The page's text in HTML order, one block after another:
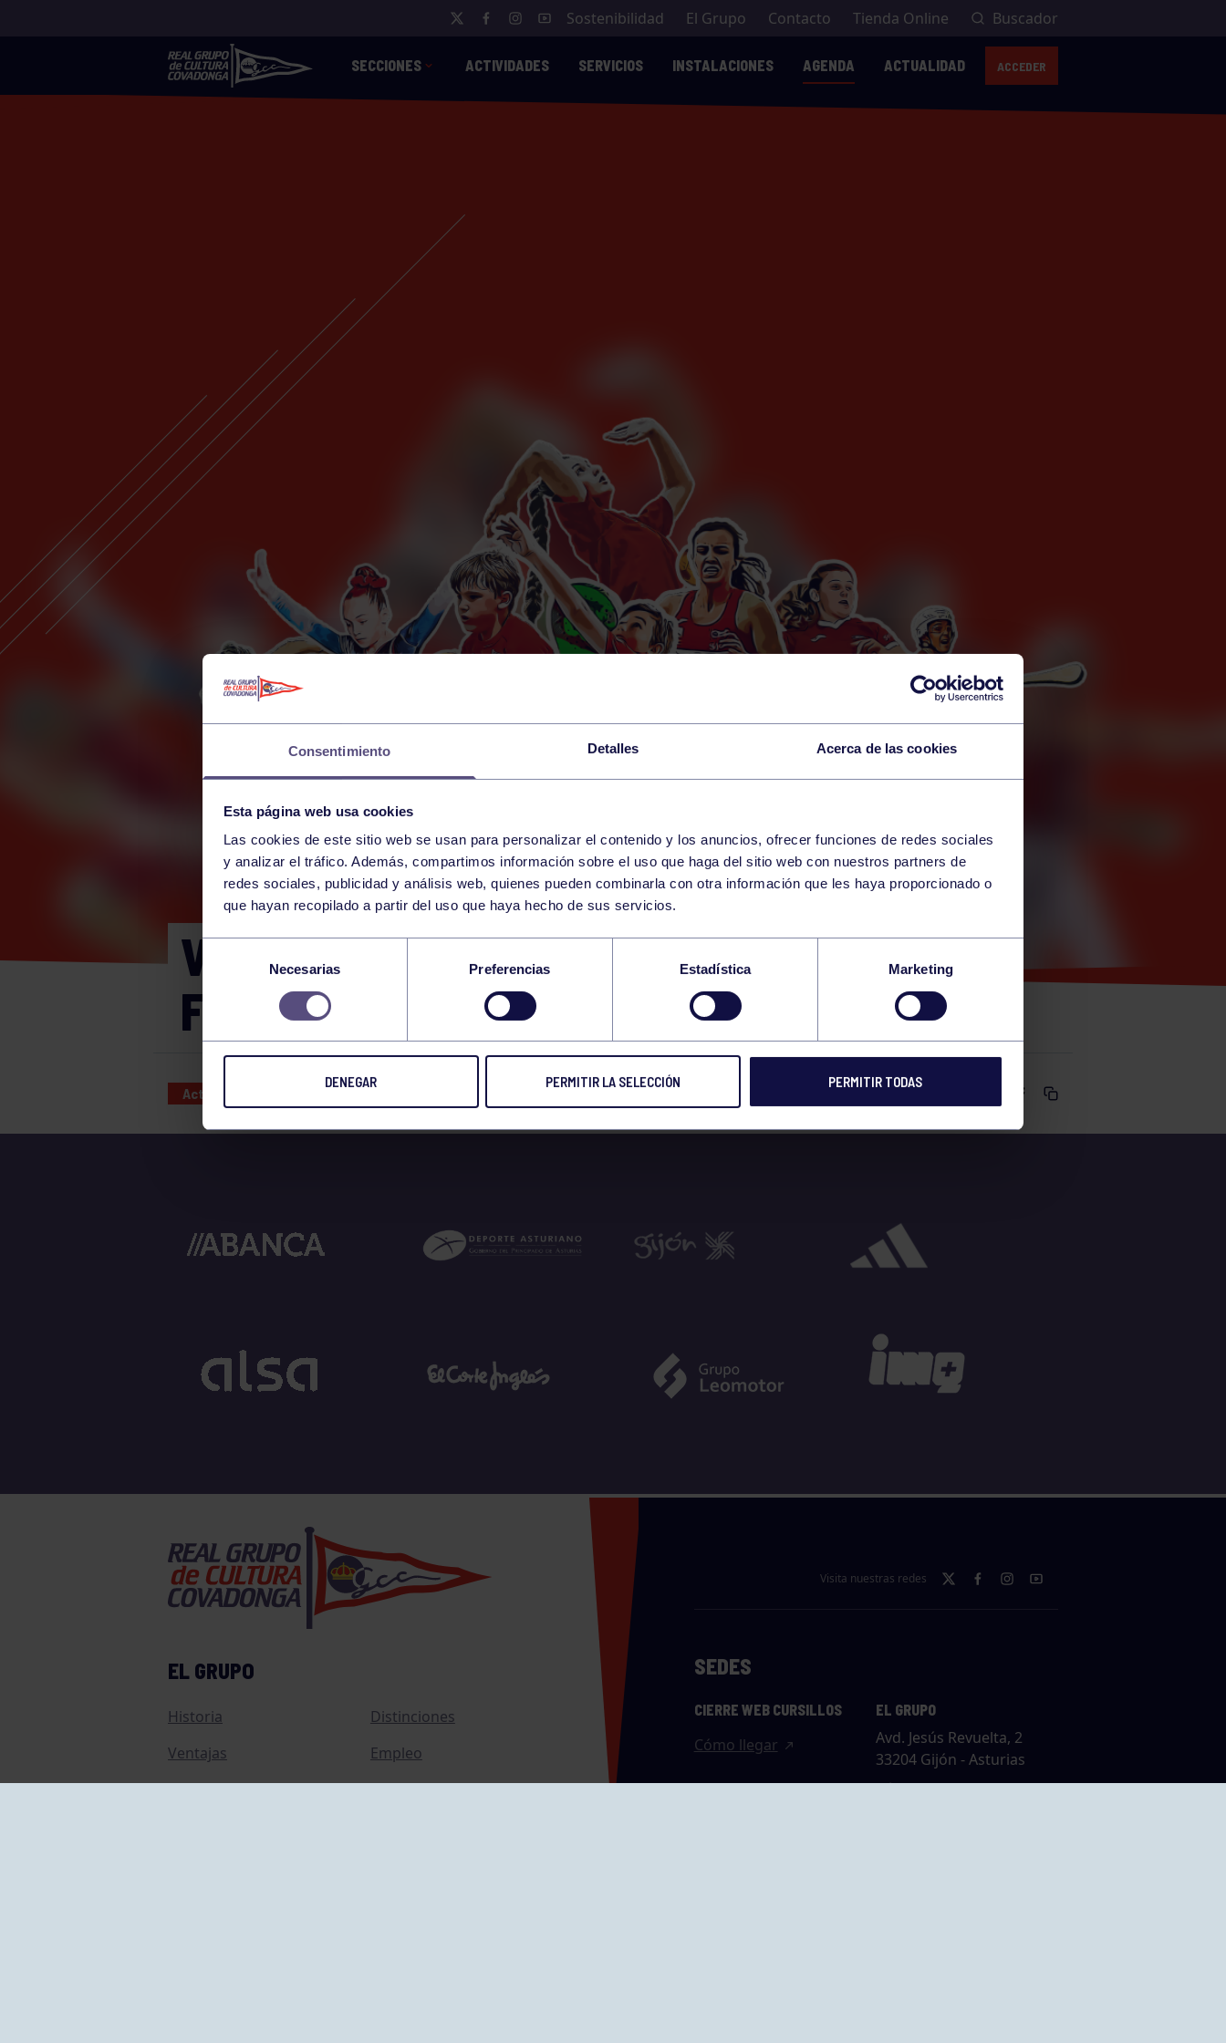
Consentimiento Detalles Acerca de las cookies
Esta página web usa cookies
Las cookies de este sitio web se usan para personalizar el contenido y los anuncios, ofrecer funciones de redes sociales
y analizar el tráfico. Además, compartimos información sobre el uso que haga del sitio web con nuestros partners de
redes sociales, publicidad y análisis web, quienes pueden combinarla con otra información que les haya proporcionado o
que hayan recopilado a partir del uso que haya hecho de sus servicios.
de
consentimiento
Necesarias Preferencias Estadística Marketing
DENEGAR PERMITIR LA SELECCIÓN PERMITIR TODAS
Sostenibilidad El Grupo Contacto Tienda Online Buscador
SECCIONES ACTIVIDADES SERVICIOS INSTALACIONES AGENDA ACTUALIDAD ACCEDER
15 THURSDAY
MAY
VI TORNEO PADEL JOMA LAGO 2ª
FEMENINA NO SOCIAS
Actividades deportivas 15 MAY 2025
EL GRUPO
Historia
Distinciones
Ventajas
Empleo
Junta directiva
Publicaciones
Visita nuestras redes
SEDES
CIERRE WEB CURSILLOS
Cómo llegar
EL GRUPO
Avd. Jesús Revuelta, 2
33204 Gijón - Asturias
Cómo llegar